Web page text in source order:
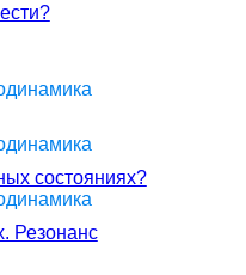
состояниях?
Резонанс